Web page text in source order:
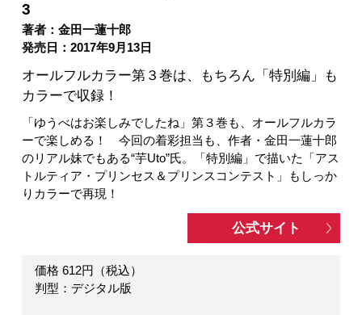
3
著者：金田一蓮十郎
発売日：2017年9月13日
オールフルカラー第３巻は、もちろん「特別編」も
カラーで収録！
「ゆうべはお楽しみでしたね」第３巻も、オールフルカラ
ーで楽しめる！ 今回の着彩担当も、作者・金田一蓮十郎
のリアル妹でもある“芋Uto”氏。「特別編」で描いた「アス
トルティア・プリンセス＆プリンスコンテスト」もしっか
りカラーで再現！
公式サイト
価格 612円（税込）
判型：デジタル版